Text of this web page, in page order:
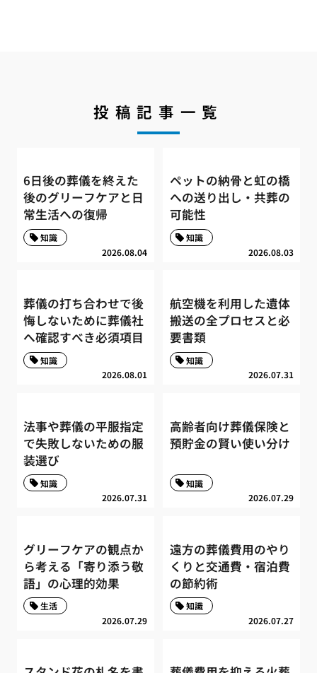
投稿記事一覧
6日後の葬儀を終えた
後のグリーフケアと日
常生活への復帰
2026.08.04
知識
ペットの納骨と虹の橋
への送り出し・共葬の
可能性
2026.08.03
知識
葬儀の打ち合わせで後
悔しないために葬儀社
へ確認すべき必須項目
2026.08.01
知識
航空機を利用した遺体
搬送の全プロセスと必
要書類
2026.07.31
知識
法事や葬儀の平服指定
で失敗しないための服
装選び
2026.07.31
知識
高齢者向け葬儀保険と
預貯金の賢い使い分け
2026.07.29
知識
グリーフケアの観点か
ら考える「寄り添う敬
語」の心理的効果
2026.07.29
生活
遠方の葬儀費用のやり
くりと交通費・宿泊費
の節約術
2026.07.27
知識